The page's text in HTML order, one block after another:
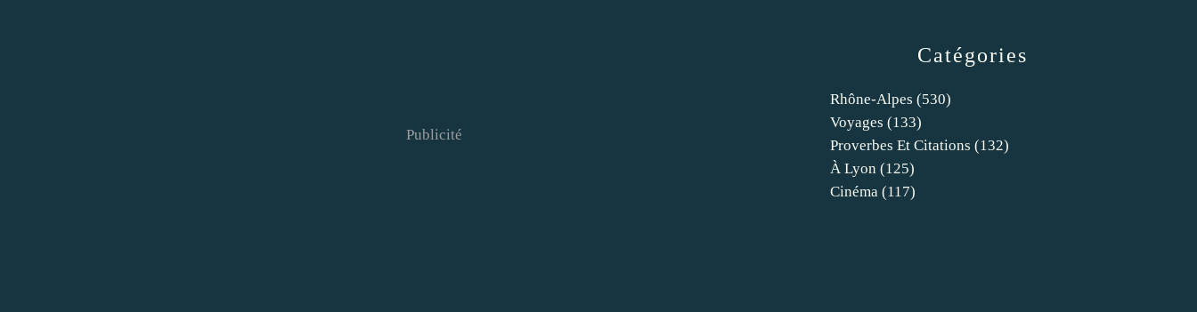
Publicité
Catégories
Rhône-Alpes (530)
Voyages (133)
Proverbes Et Citations (132)
À Lyon (125)
Cinéma (117)